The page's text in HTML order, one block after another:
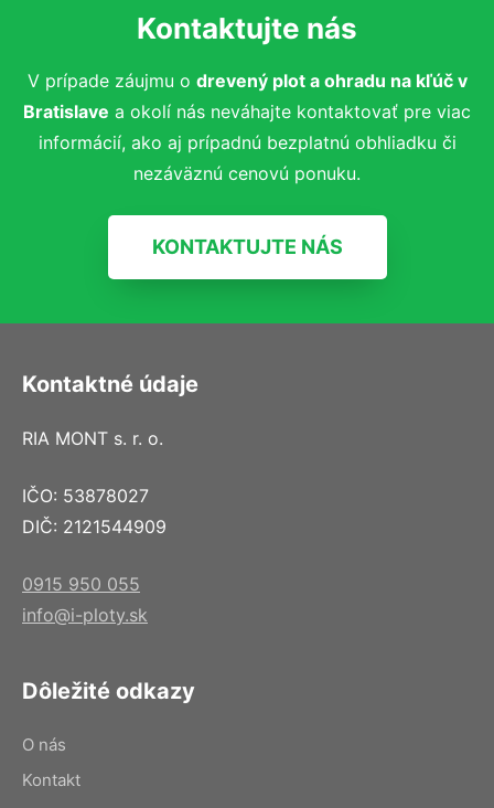
Kontaktujte nás
V prípade záujmu o drevený plot a ohradu na kľúčv
Bratislave a okolí nás neváhajte kontaktovať pre viac
informácií, ako aj prípadnú bezplatnú obhliadku či
nezáväznú cenovú ponuku.
KONTAKTUJTE NÁS
Kontaktné údaje
RIA MONT s. r. o.
IČO: 53878027
DIČ: 2121544909
0915 950 055
info@i-ploty.sk
Dôležité odkazy
O nás
Kontakt